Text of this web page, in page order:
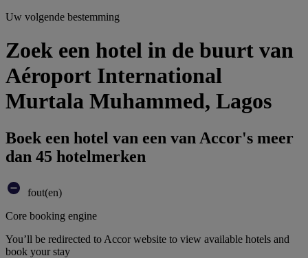
Uw volgende bestemming
Zoek een hotel in de buurt van
Aéroport International
Murtala Muhammed, Lagos
Boek een hotel van een van Accor's meer
dan 45 hotelmerken
fout(en)
Core booking engine
You’ll be redirected to Accor website to view available hotels and
book your stay